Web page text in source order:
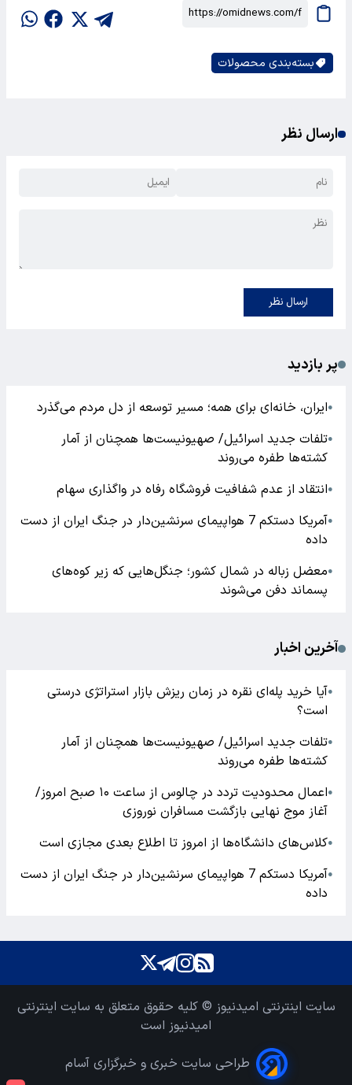
بسته‌بندی محصولات
ارسال نظر
ارسال نظر
پر بازدید
●ایران، خانه‌ای برای همه؛ مسیر توسعه از دل مردم می‌گذرد
●تلفات جدید اسرائیل/ صهیونیست‌ها همچنان از آمار
کشته‌ها طفره می‌روند
●انتقاد از عدم شفافیت فروشگاه رفاه در واگذاری سهام
●
آمریکا دستکم 7 هواپیمای سرنشین‌دار در جنگ ایران از دست
داده
●معضل زباله در شمال کشور؛ جنگل‌هایی که زیر کوه‌های
پسماند دفن می‌شوند
آخرین اخبار
●آیا خرید پله‌ای نقره در زمان ریزش بازار استراتژی درستی
است؟
●تلفات جدید اسرائیل/ صهیونیست‌ها همچنان از آمار
کشته‌ها طفره می‌روند
●
اعمال محدودیت تردد در چالوس از ساعت ۱۰ صبح امروز/
آغاز موج نهایی بازگشت مسافران نوروزی
●کلاس‌های دانشگاه‌ها از امروز تا اطلاع بعدی مجازی است
●
آمریکا دستکم 7 هواپیمای سرنشین‌دار در جنگ ایران از دست
داده
سایت اینترنتی امیدنیوز © کلیه حقوق متعلق به سایت اینترنتی
امیدنیوز است
طراحی سایت خبری و خبرگزاری آسام